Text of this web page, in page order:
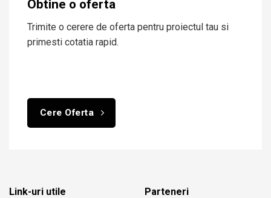
Obtine o oferta
Trimite o cerere de oferta pentru proiectul tau si
primesti cotatia rapid.
Cere Oferta
Link-uri utile Parteneri